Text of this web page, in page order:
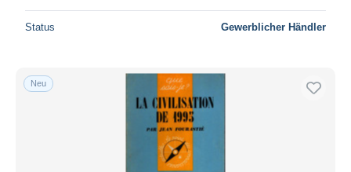
Status Gewerblicher Händler
Neu